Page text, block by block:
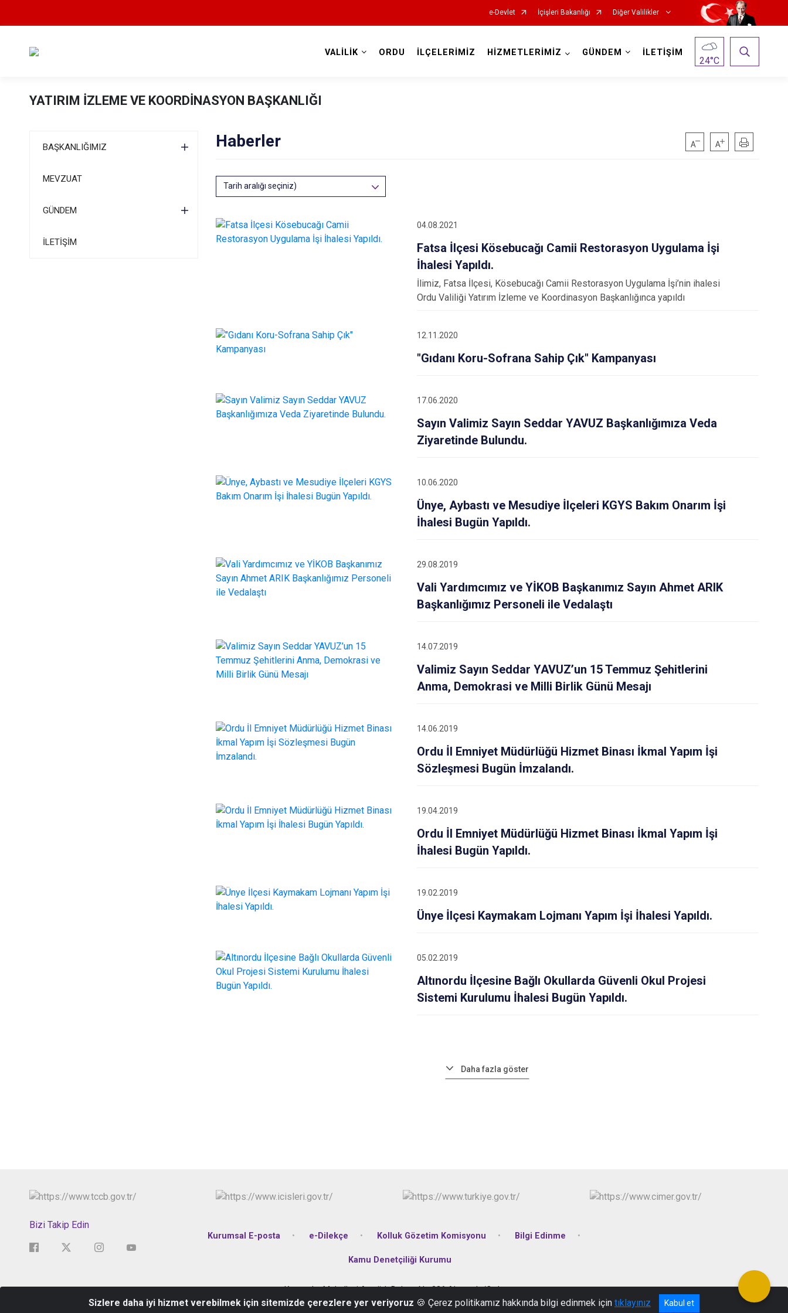
e-Devlet İçişleri Bakanlığı Diğer Valilikler
VALİLİK ORDU İLÇELERİMİZ HİZMETLERİMİZ GÜNDEM İLETİŞİM
24°C
YATIRIM İZLEME VE KOORDİNASYON BAŞKANLIĞI
BAŞKANLIĞIMIZ
MEVZUAT
GÜNDEM
İLETİŞİM
Haberler
Tarih aralığı seçiniz)
04.08.2021
Fatsa İlçesi Kösebucağı Camii Restorasyon Uygulama İşi
İhalesi Yapıldı.
İlimiz, Fatsa İlçesi, Kösebucağı Camii Restorasyon Uygulama İşi’nin ihalesi
Ordu Valiliği Yatırım İzleme ve Koordinasyon Başkanlığınca yapıldı
12.11.2020
"Gıdanı Koru-Sofrana Sahip Çık" Kampanyası
17.06.2020
Sayın Valimiz Sayın Seddar YAVUZ Başkanlığımıza Veda
Ziyaretinde Bulundu.
10.06.2020
Ünye, Aybastı ve Mesudiye İlçeleri KGYS Bakım Onarım İşi
İhalesi Bugün Yapıldı.
29.08.2019
Vali Yardımcımız ve YİKOB Başkanımız Sayın Ahmet ARIK
Başkanlığımız Personeli ile Vedalaştı
14.07.2019
Valimiz Sayın Seddar YAVUZ’un 15 Temmuz Şehitlerini
Anma, Demokrasi ve Milli Birlik Günü Mesajı
14.06.2019
Ordu İl Emniyet Müdürlüğü Hizmet Binası İkmal Yapım İşi
Sözleşmesi Bugün İmzalandı.
19.04.2019
Ordu İl Emniyet Müdürlüğü Hizmet Binası İkmal Yapım İşi
İhalesi Bugün Yapıldı.
19.02.2019
Ünye İlçesi Kaymakam Lojmanı Yapım İşi İhalesi Yapıldı.
05.02.2019
Altınordu İlçesine Bağlı Okullarda Güvenli Okul Projesi
Sistemi Kurulumu İhalesi Bugün Yapıldı.
Daha fazla göster
Bizi Takip Edin
Kurumsal E-posta e-Dilekçe Kolluk Gözetim Komisyonu Bilgi Edinme
Kamu Denetçiliği Kurumu
Karşıyaka Mahallesi Atatürk Bulvarı No:336 Altınordu/Ordu
Telefon: +90 452 223 14 44 Belgegeçer : +90 452 223 14 40
Sizlere daha iyi hizmet verebilmek için sitemizde çerezlere yer veriyoruz 🍪 Çerez politikamız hakkında bilgi edinmek için tıklayınız Kabul et